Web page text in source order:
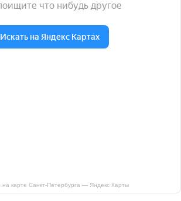
на карте Санкт‑Петербурга — Яндекс Карты